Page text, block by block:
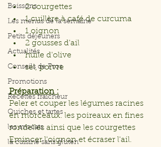
Boissons
Les menus de la semaine
Petits déjeuners
Actualités
Conseils de Pros
Promotions
Recettes fraicheur
Quiches et tartes
les avocats
la cuisine sans gluten
2 courgettes
1 cuillère à café de curcuma
1 oignon
2 gousses d'ail
huile d'olive
sel, poivre
Préparation :
Peler et couper les légumes racines
en morceaux. les poireaux en fines
rondelles ainsi que les courgettes
Emincer l'oignon et écraser l'ail.